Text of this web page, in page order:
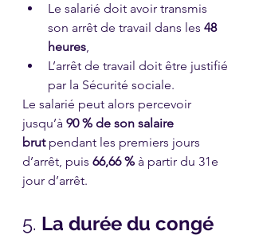
Le salarié doit avoir transmis
son arrêt de travail dans les 48
heures,
L’arrêt de travail doit être justifié
par la Sécurité sociale.
Le salarié peut alors percevoir
jusqu’à 90 % de son salaire
brut pendant les premiers jours
d’arrêt, puis 66,66 % à partir du 31e
jour d’arrêt.
5. La durée du congé